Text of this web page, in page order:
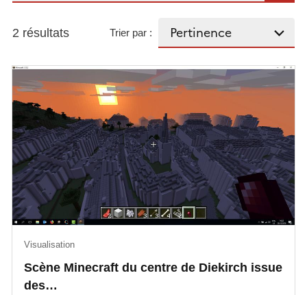
2 résultats Trier par :
Scène Minecraft du centre de Diekirch issue
des…
Visualisation